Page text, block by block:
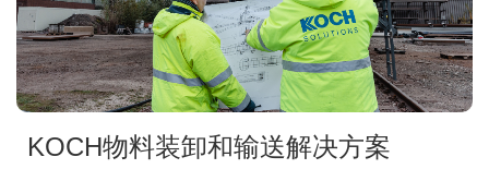
KOCH物料装卸和输送解决方案